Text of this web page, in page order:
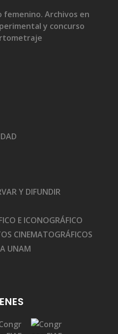
femenino. Archivos en
y concurso
Y DIFUNDIR
E ICONOGRÁFICO
CINEMATOGRÁFICOS
UNAM